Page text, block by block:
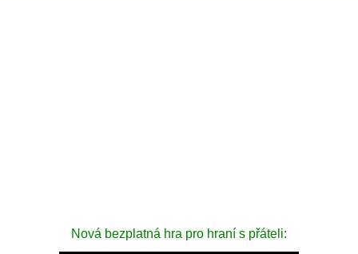
Nová bezplatná hra pro hraní s přáteli: